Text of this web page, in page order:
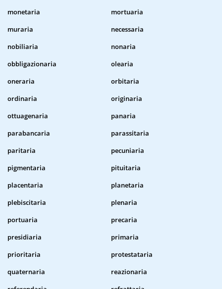
monetaria
mortuaria
muraria
necessaria
nobiliaria
nonaria
obbligazionaria
olearia
oneraria
orbitaria
ordinaria
originaria
ottuagenaria
panaria
parabancaria
parassitaria
paritaria
pecuniaria
pigmentaria
pituitaria
placentaria
planetaria
plebiscitaria
plenaria
portuaria
precaria
presidiaria
primaria
prioritaria
protestataria
quaternaria
reazionaria